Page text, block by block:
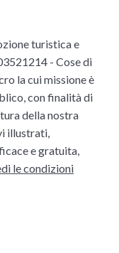
turistica e
- Cose di
la cui missione è
con finalità di
della nostra
illustrati,
e gratuita,
le condizioni